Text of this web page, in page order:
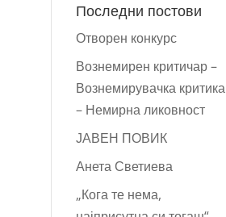
Последни постови
Отворен конкурс
Вознемирен критичар –
Вознемирувачка критика
– Немирна ликовност
ЈАВЕН ПОВИК
Анета Светиева
„Кога те нема,